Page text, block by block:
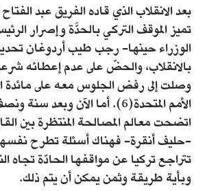
بعد الانقلاب الذي قاده الفريق عبد
تميز الموقف التركي بالحدَّة وإصرار
الوزراء حينها- رجب طيب أردوغان
بالانقلاب، والحضّ على عدم إعطائه
وصلت إلى رفض الجلوس معه على مائدة
الأمم المتحدة(6). أما الآن وبعد
اتضحت معالم المصالحة المنتظرة بين
-حليف أنقرة- فهناك أسئلة تطرح
تتراجع تركيا عن مواقفها الحادّة تجاه
وبأية طريقة وثمن يمكن أن يتم ذلك.